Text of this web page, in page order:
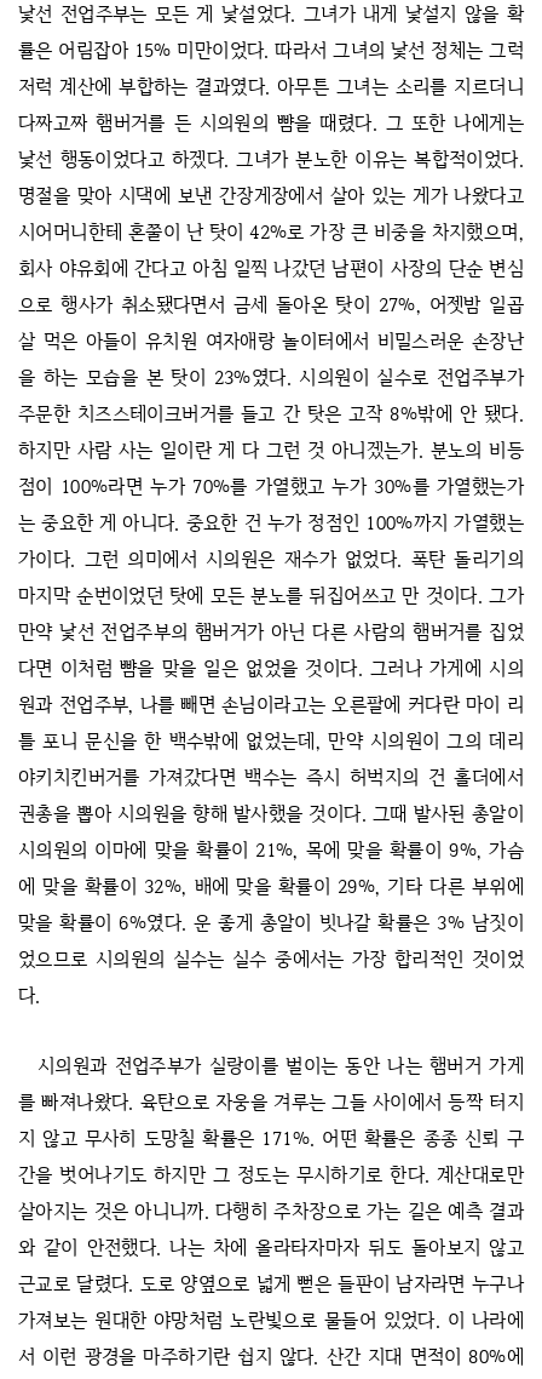
낯선 전업주부는 모든 게 낯설었다. 그녀가 내게 낯설지 않을 확
률은 어림잡아 15% 미만이었다. 따라서 그녀의 낯선 정체는 그럭
저럭 계산에 부합하는 결과였다. 아무튼 그녀는 소리를 지르더니
다짜고짜 햄버거를 든 시의원의 뺨을 때렸다. 그 또한 나에게는
낯선 행동이었다고 하겠다. 그녀가 분노한 이유는 복합적이었다.
명절을 맞아 시댁에 보낸 간장게장에서 살아 있는 게가 나왔다고
시어머니한테 혼쭐이 난 탓이 42%로 가장 큰 비중을 차지했으며,
회사 야유회에 간다고 아침 일찍 나갔던 남편이 사장의 단순 변심
으로 행사가 취소됐다면서 금세 돌아온 탓이 27%, 어젯밤 일곱
살 먹은 아들이 유치원 여자애랑 놀이터에서 비밀스러운 손장난
을 하는 모습을 본 탓이 23%였다. 시의원이 실수로 전업주부가
주문한 치즈스테이크버거를 들고 간 탓은 고작 8%밖에 안 됐다.
하지만 사람 사는 일이란 게 다 그런 것 아니겠는가. 분노의 비등
점이 100%라면 누가 70%를 가열했고 누가 30%를 가열했는가
는 중요한 게 아니다. 중요한 건 누가 정점인 100%까지 가열했는
가이다. 그런 의미에서 시의원은 재수가 없었다. 폭탄 돌리기의
마지막 순번이었던 탓에 모든 분노를 뒤집어쓰고 만 것이다. 그가
만약 낯선 전업주부의 햄버거가 아닌 다른 사람의 햄버거를 집었
다면 이처럼 뺨을 맞을 일은 없었을 것이다. 그러나 가게에 시의
원과 전업주부, 나를 빼면 손님이라고는 오른팔에 커다란 마이 리
틀 포니 문신을 한 백수밖에 없었는데, 만약 시의원이 그의 데리
야키치킨버거를 가져갔다면 백수는 즉시 허벅지의 건 홀더에서
권총을 뽑아 시의원을 향해 발사했을 것이다. 그때 발사된 총알이
시의원의 이마에 맞을 확률이 21%, 목에 맞을 확률이 9%, 가슴
에 맞을 확률이 32%, 배에 맞을 확률이 29%, 기타 다른 부위에
맞을 확률이 6%였다. 운 좋게 총알이 빗나갈 확률은 3% 남짓이
었으므로 시의원의 실수는 실수 중에서는 가장 합리적인 것이었
다.
시의원과 전업주부가 실랑이를 벌이는 동안 나는 햄버거 가게
를 빠져나왔다. 육탄으로 자웅을 겨루는 그들 사이에서 등짝 터지
지 않고 무사히 도망칠 확률은 171%. 어떤 확률은 종종 신뢰 구
간을 벗어나기도 하지만 그 정도는 무시하기로 한다. 계산대로만
살아지는 것은 아니니까. 다행히 주차장으로 가는 길은 예측 결과
와 같이 안전했다. 나는 차에 올라타자마자 뒤도 돌아보지 않고
근교로 달렸다. 도로 양옆으로 넓게 뻗은 들판이 남자라면 누구나
가져보는 원대한 야망처럼 노란빛으로 물들어 있었다. 이 나라에
서 이런 광경을 마주하기란 쉽지 않다. 산간 지대 면적이 80%에